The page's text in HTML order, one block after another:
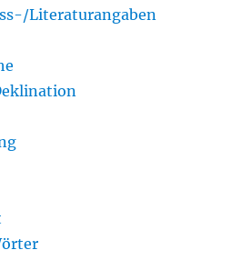
Literaturangaben